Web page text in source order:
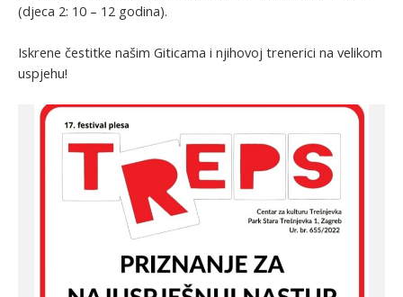
(djeca 2: 10 – 12 godina).
Iskrene čestitke našim Giticama i njihovoj trenerici na velikom
uspjehu!